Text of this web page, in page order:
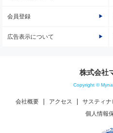
会員登録
広告表示について
株式会社
Copyright ©
会社概要 アクセス サスティナ
個人情報